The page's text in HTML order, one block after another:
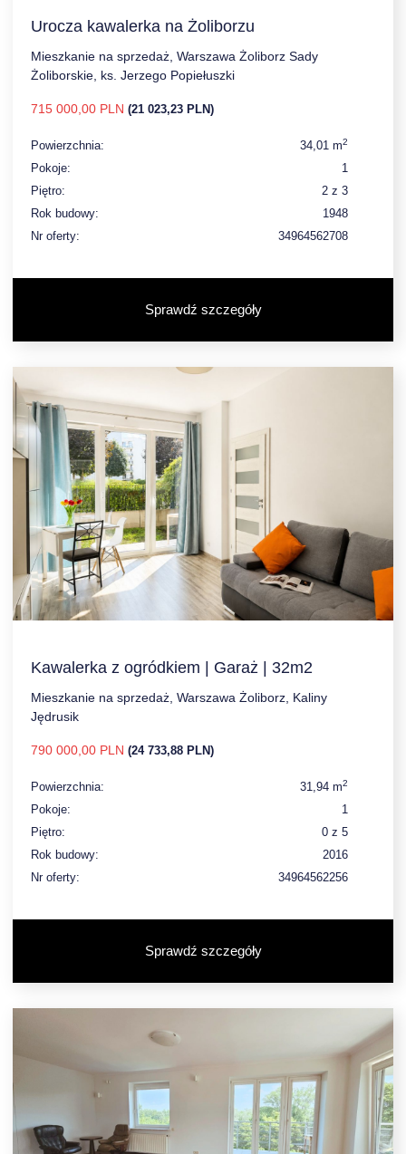
Urocza kawalerka na Żoliborzu
Mieszkanie na sprzedaż, Warszawa Żoliborz Sady
Żoliborskie, ks. Jerzego Popiełuszki
715 000,00 PLN (21 023,23 PLN)
Powierzchnia: 34,01 m2
Pokoje:
1
Piętro:
2 z 3
Rok budowy:
1948
Nr oferty:
34964562708
Sprawdź szczegóły
Kawalerka z ogródkiem | Garaż | 32m2
Mieszkanie na sprzedaż, Warszawa Żoliborz, Kaliny
Jędrusik
790 000,00 PLN (24 733,88 PLN)
Powierzchnia: 31,94 m2
Pokoje:
1
Piętro:
0 z 5
Rok budowy:
2016
Nr oferty:
34964562256
Sprawdź szczegóły